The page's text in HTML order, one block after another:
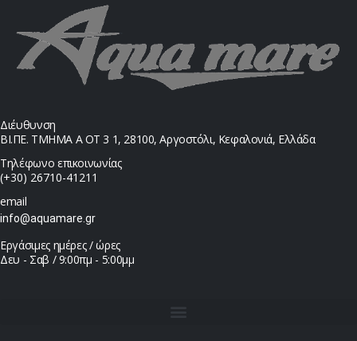
Διέυθυνση
ΒΙ.ΠΕ. ΤΜΗΜΑ Α ΟΤ 3 1, 28100, Αργοστόλι, Κεφαλονιά, Ελλάδα
Τηλέφωνο επικοινωνίας
(+30) 26710-41211
email
info@aquamare.gr
Εργάσιμες ημέρες / ώρες
Δευ - Σαβ / 9:00πμ - 5:00μμ